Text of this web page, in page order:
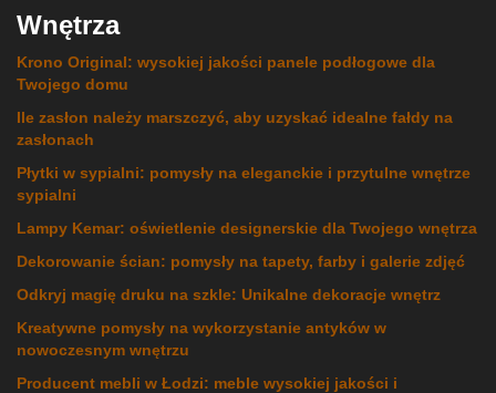
Wnętrza
Krono Original: wysokiej jakości panele podłogowe dla
Twojego domu
Ile zasłon należy marszczyć, aby uzyskać idealne fałdy na
zasłonach
Płytki w sypialni: pomysły na eleganckie i przytulne wnętrze
sypialni
Lampy Kemar: oświetlenie designerskie dla Twojego wnętrza
Dekorowanie ścian: pomysły na tapety, farby i galerie zdjęć
Odkryj magię druku na szkle: Unikalne dekoracje wnętrz
Kreatywne pomysły na wykorzystanie antyków w
nowoczesnym wnętrzu
Producent mebli w Łodzi: meble wysokiej jakości i